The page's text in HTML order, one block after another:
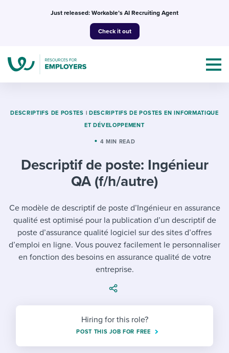
Just released: Workable’s AI Recruiting Agent
Check it out
Topics
Mobilizing AI in my work
Evaluating candidates
Working together with others
Ensuring compliance
Finding and attracting people
Templates & Guides
I WANT...
Job description templates
Interview question templates
Step-by-step tutorials
Free ebooks & reports
I’m a jobseeker
I WANT TO LEARN ABOUT...
Applying for a job
Interview process
Career development
Modern working life
Attend webinars & events
Workable customer stories
Explore Workable
Start a free trial
DESCRIPTIFS DE POSTES | DESCRIPTIFS DE POSTES EN INFORMATIQUE
ET DÉVELOPPEMENT
4 MIN READ
Descriptif de poste: Ingénieur
QA (f/h/autre)
Ce modèle de descriptif de poste d’Ingénieur en assurance
qualité est optimisé pour la publication d’un descriptif de
poste d’assurance qualité logiciel sur des sites d’offres
d’emploi en ligne. Vous pouvez facilement le personnaliser
en fonction des besoins en assurance qualité de votre
entreprise.
Hiring for this role?
POST THIS JOB FOR FREE